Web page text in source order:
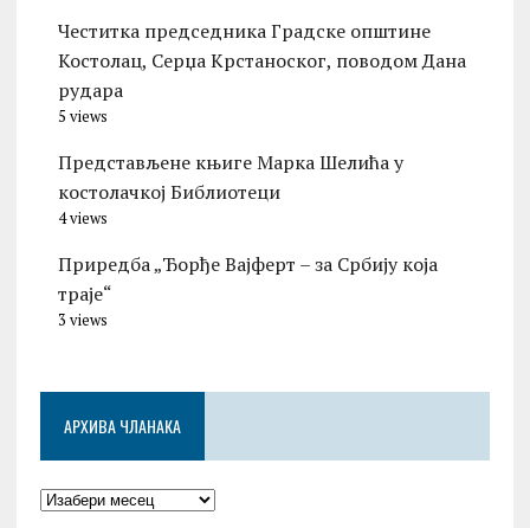
Честитка председника Градске општине
Костолац, Серџа Крстаноског, поводом Дана
рудара
5 views
Представљене књиге Марка Шелића у
костолачкој Библиотеци
4 views
Приредба „Ђорђе Вајферт – за Србију која
траје“
3 views
АРХИВА ЧЛАНАКА